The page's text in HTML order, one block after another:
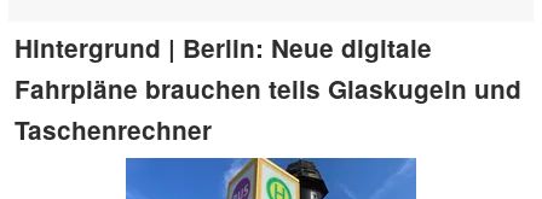
Hintergrund | Berlin: Neue digitale
Fahrpläne brauchen teils Glaskugeln und
Taschenrechner